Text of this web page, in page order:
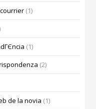
(1)
(1)
(2)
de la novia (1)